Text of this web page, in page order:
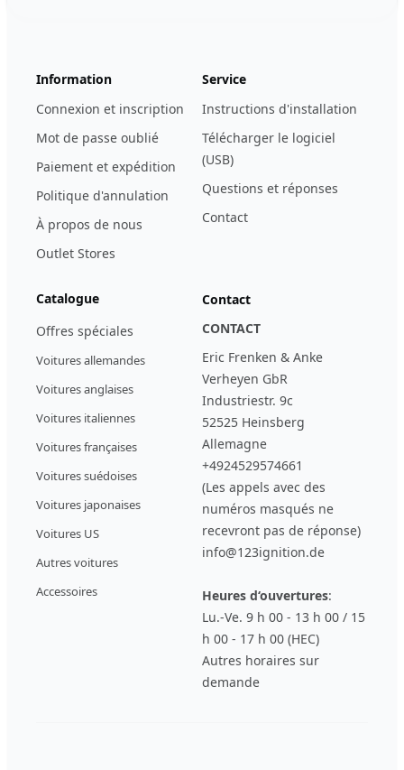
Information
Connexion et inscription
Mot de passe oublié
Paiement et expédition
Politique d'annulation
À propos de nous
Outlet Stores
Service
Instructions d'installation
Télécharger le logiciel
(USB)
Questions et réponses
Contact
Catalogue
Offres spéciales
Voitures allemandes
Voitures anglaises
Voitures italiennes
Voitures françaises
Voitures suédoises
Voitures japonaises
Voitures US
Autres voitures
Accessoires
Contact
CONTACT
Eric Frenken & Anke
Verheyen GbR
Industriestr. 9c
52525 Heinsberg
Allemagne
+4924529574661
(Les appels avec des
numéros masqués ne
recevront pas de réponse)
info@123ignition.de
Heures d‘ouvertures:
Lu.-Ve. 9 h 00 - 13 h 00 / 15
h 00 - 17 h 00 (HEC)
Autres horaires sur
demande